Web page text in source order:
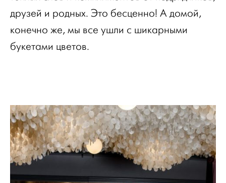
друзей и родных. Это бесценно! А домой,
конечно же, мы все ушли с шикарными
букетами цветов.